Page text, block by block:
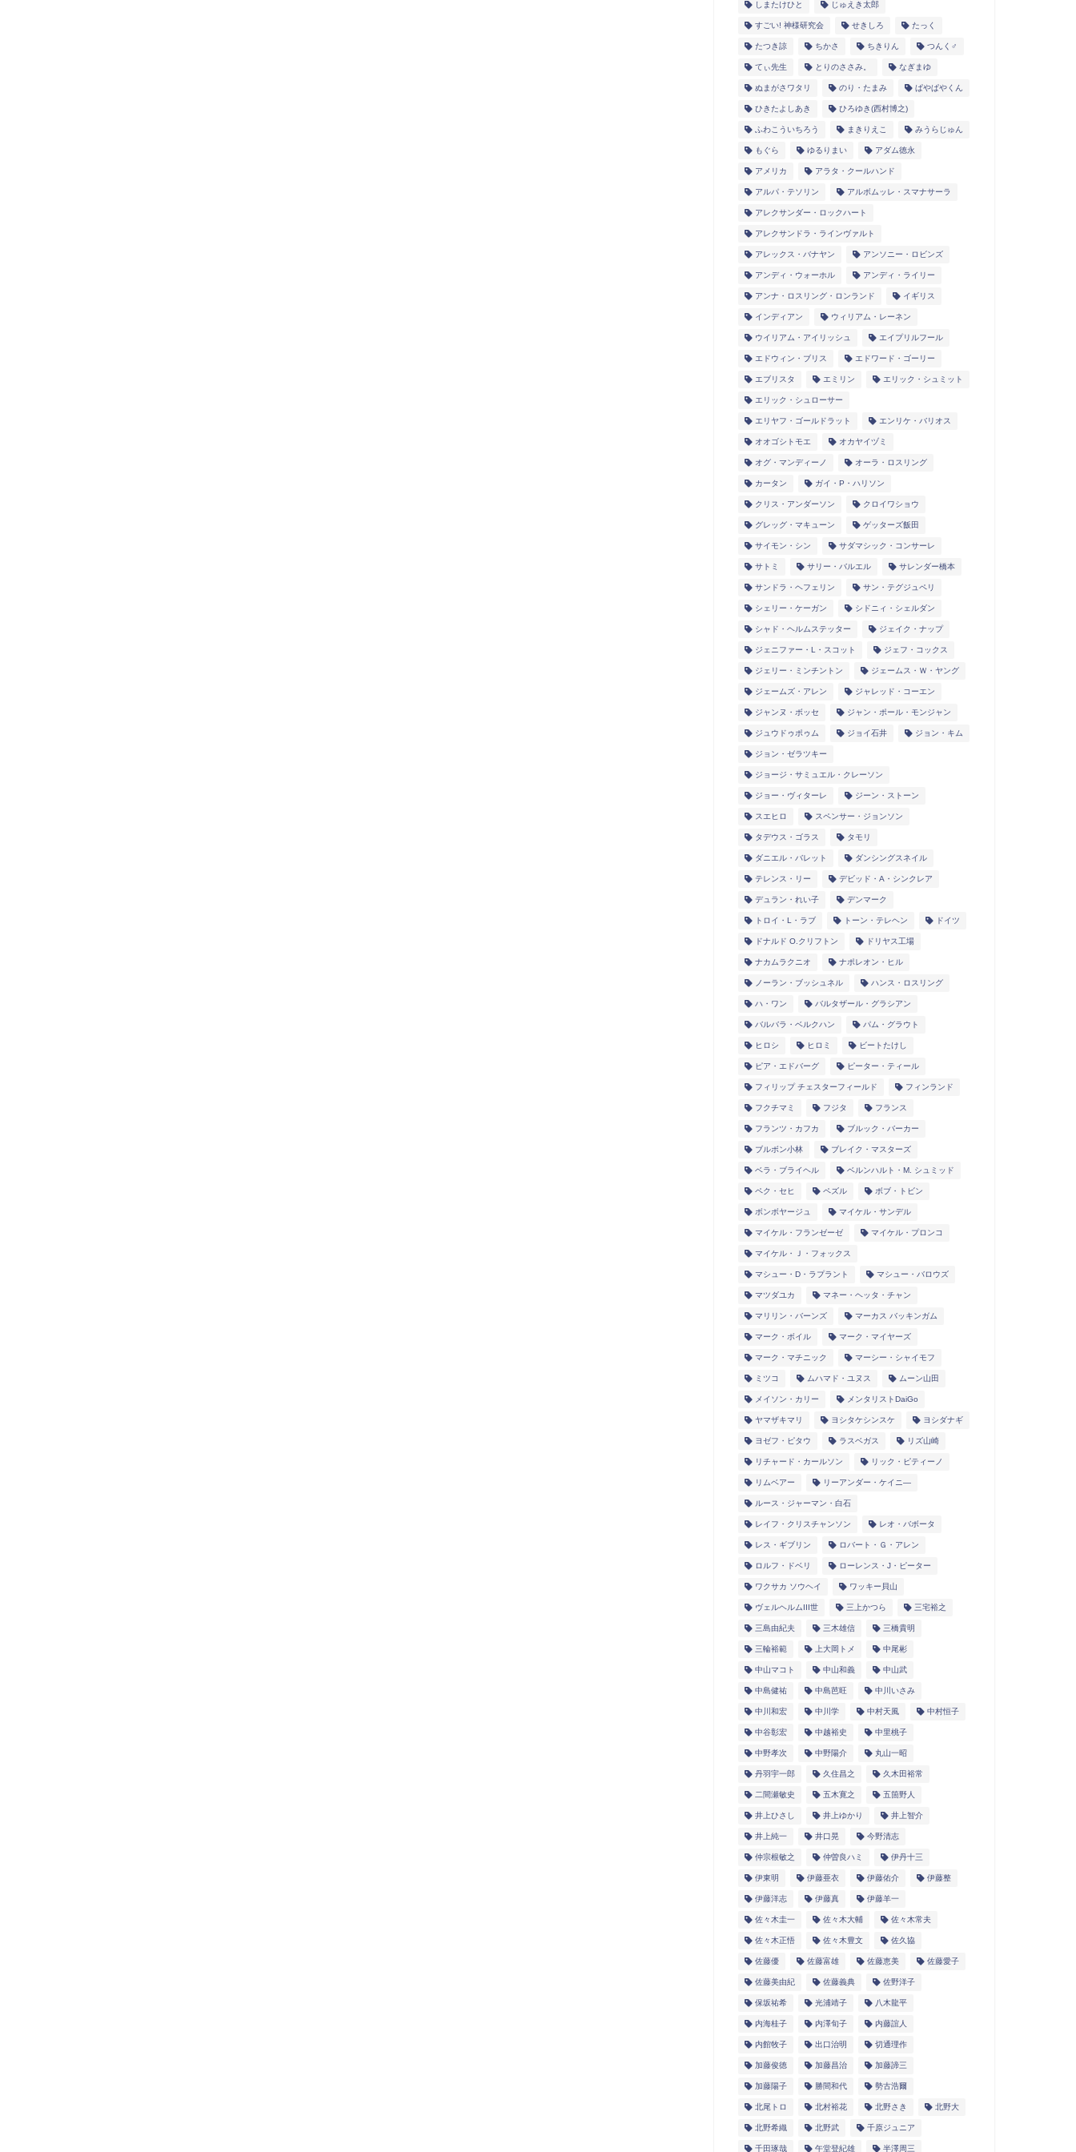
しまたけひと じゅえき太郎
すごい! 神様研究会 せきしろ たっく
たつき諒 ちかさ ちきりん つんく♂
てぃ先生 とりのささみ。 なぎまゆ
ぬまがさワタリ のり・たまみ ぱやぱやくん
ひきたよしあき ひろゆき(西村博之)
ふわこういちろう まきりえこ みうらじゅん
もぐら ゆるりまい アダム徳永
アメリカ アラタ・クールハンド
アルパ・テソリン アルボムッレ・スマナサーラ
アレクサンダー・ロックハート
アレクサンドラ・ラインヴァルト
アレックス・バナヤン アンソニー・ロビンズ
アンディ・ウォーホル アンディ・ライリー
アンナ・ロスリング・ロンランド イギリス
インディアン ウィリアム・レーネン
ウイリアム・アイリッシュ エイプリルフール
エドウィン・ブリス エドワード・ゴーリー
エブリスタ エミリン エリック・シュミット
エリック・シュローサー
エリヤフ・ゴールドラット エンリケ・バリオス
オオゴシトモエ オカヤイヅミ
オグ・マンディーノ オーラ・ロスリング
カータン ガイ・P・ハリソン
クリス・アンダーソン クロイワショウ
グレッグ・マキューン ゲッターズ飯田
サイモン・シン サダマシック・コンサーレ
サトミ サリー・バルエル サレンダー橋本
サンドラ・ヘフェリン サン・テグジュペリ
シェリー・ケーガン シドニィ・シェルダン
シャド・ヘルムステッター ジェイク・ナップ
ジェニファー・L・スコット ジェフ・コックス
ジェリー・ミンチントン ジェームス・Ｗ・ヤング
ジェームズ・アレン ジャレッド・コーエン
ジャンヌ・ボッセ ジャン・ポール・モンジャン
ジュウドゥポゥム ジョイ石井 ジョン・キム
ジョン・ゼラツキー
ジョージ・サミュエル・クレーソン
ジョー・ヴィターレ ジーン・ストーン
スエヒロ スペンサー・ジョンソン
タデウス・ゴラス タモリ
ダニエル・バレット ダンシングスネイル
テレンス・リー デビッド・A・シンクレア
デュラン・れい子 デンマーク
トロイ・L・ラブ トーン・テレヘン ドイツ
ドナルド O.クリフトン ドリヤス工場
ナカムラクニオ ナポレオン・ヒル
ノーラン・ブッシュネル ハンス・ロスリング
ハ・ワン バルタザール・グラシアン
バルバラ・ベルクハン パム・グラウト
ヒロシ ヒロミ ビートたけし
ピア・エドバーグ ピーター・ティール
フィリップ チェスターフィールド フィンランド
フクチマミ フジタ フランス
フランツ・カフカ ブルック・バーカー
ブルボン小林 ブレイク・マスターズ
ベラ・ブライヘル ベルンハルト・M. シュミッド
ペク・セヒ ペズル ボブ・トビン
ボンボヤージュ マイケル・サンデル
マイケル・フランゼーゼ マイケル・プロンコ
マイケル・Ｊ・フォックス
マシュー・D・ラプラント マシュー・バロウズ
マツダユカ マネー・ヘッタ・チャン
マリリン・バーンズ マーカス バッキンガム
マーク・ボイル マーク・マイヤーズ
マーク・マチニック マーシー・シャイモフ
ミツコ ムハマド・ユヌス ムーン山田
メイソン・カリー メンタリストDaiGo
ヤマザキマリ ヨシタケシンスケ ヨシダナギ
ヨゼフ・ピタウ ラスベガス リズ山崎
リチャード・カールソン リック・ピティーノ
リムベアー リーアンダー・ケイニ―
ルース・ジャーマン・白石
レイフ・クリスチャンソン レオ・バボータ
レス・ギブリン ロバート・Ｇ・アレン
ロルフ・ドベリ ローレンス・J・ピーター
ワクサカ ソウヘイ ワッキー貝山
ヴェルヘルムIII世 三上かつら 三宅裕之
三島由紀夫 三木雄信 三橋貴明
三輪裕範 上大岡トメ 中尾彬
中山マコト 中山和義 中山武
中島健祐 中島芭旺 中川いさみ
中川和宏 中川学 中村天風 中村恒子
中谷彰宏 中越裕史 中里桃子
中野孝次 中野陽介 丸山一昭
丹羽宇一郎 久住昌之 久木田裕常
二間瀬敏史 五木寛之 五箇野人
井上ひさし 井上ゆかり 井上智介
井上純一 井口晃 今野清志
仲宗根敏之 仲曽良ハミ 伊丹十三
伊東明 伊藤亜衣 伊藤佑介 伊藤整
伊藤洋志 伊藤真 伊藤羊一
佐々木圭一 佐々木大輔 佐々木常夫
佐々木正悟 佐々木豊文 佐久協
佐藤優 佐藤富雄 佐藤恵美 佐藤愛子
佐藤美由紀 佐藤義典 佐野洋子
保坂祐希 光浦靖子 八木龍平
内海桂子 内澤旬子 内藤誼人
内館牧子 出口治明 切通理作
加藤俊徳 加藤昌治 加藤諦三
加藤陽子 勝間和代 勢古浩爾
北尾トロ 北村裕花 北野さき 北野大
北野希織 北野武 千原ジュニア
千田琢哉 午堂登紀雄 半澤周三